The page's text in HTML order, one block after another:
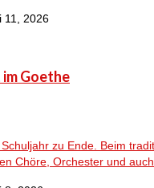
11, 2026
Goethe
zu Ende. Beim
Chöre, Orchester und